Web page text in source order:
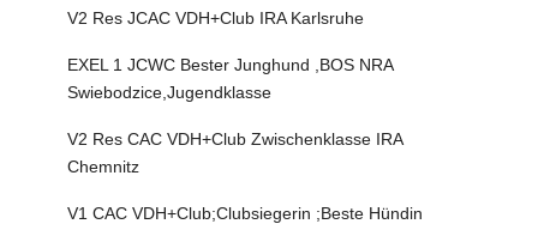
V2 Res JCAC VDH+Club IRA Karlsruhe
EXEL 1 JCWC Bester Junghund ,BOS NRA
Swiebodzice,Jugendklasse
V2 Res CAC VDH+Club Zwischenklasse IRA
Chemnitz
V1 CAC VDH+Club;Clubsiegerin ;Beste Hündin